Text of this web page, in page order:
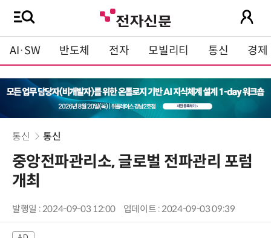
AI·SW 반도체 전자 모빌리티 통신 경제
통신 통신
중앙전파관리소, 글로벌 전파관리 포럼
개최
발행일 : 2024-09-03 12:00 업데이트 : 2024-09-03 09:39